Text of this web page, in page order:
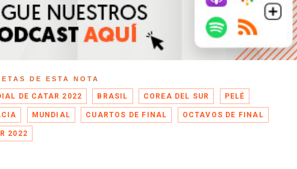
DE ESTA NOTA
DE CATAR 2022 BRASIL COREA DEL SUR PELÉ
MUNDIAL CUARTOS DE FINAL OCTAVOS DE FINAL
2022